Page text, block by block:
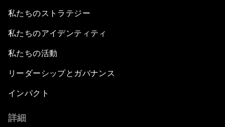
私たちのストラテジー
私たちのアイデンティティ
私たちの活動
リーダーシップとガバナンス
インパクト
詳細